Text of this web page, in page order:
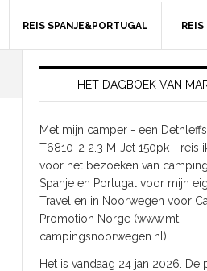
REIS SPANJE&PORTUGAL
HET DAGBOEK VAN
Met mijn camper - een
T6810-2 2.3 M-Jet 150pk - reis
voor het bezoeken van
Spanje en Portugal voor mijn
Travel en in Noorwegen voor
Promotion Norge (www.mt-
campingsnoorwegen.nl)
Het is vandaag 24 jan 2026. De